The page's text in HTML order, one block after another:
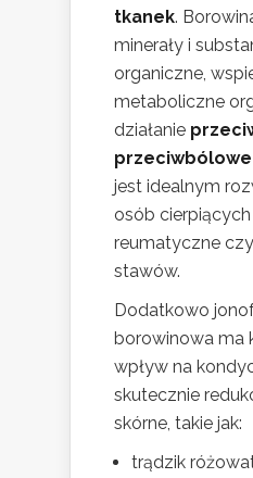
tkanek.
minerały i
organiczne,
metaboliczne
działanie
przeciwbólowe
jest idealnym
osób
reumatyczne
stawów.
Dodatkowo
borowinowa ma
wpływ na
skutecznie
skórne, takie jak:
trądzik